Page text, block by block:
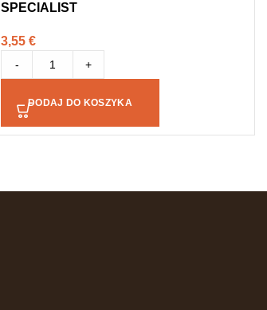
SPECIALIST
3,55 €
- +
DODAJ DO KOSZYKA